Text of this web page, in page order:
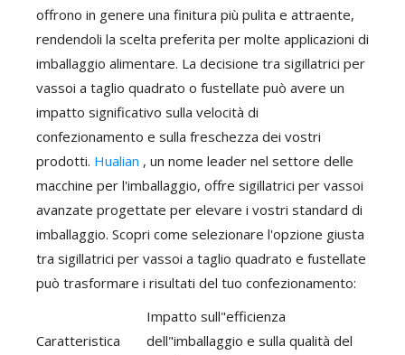
offrono in genere una finitura più pulita e attraente,
rendendoli la scelta preferita per molte applicazioni di
imballaggio alimentare. La decisione tra sigillatrici per
vassoi a taglio quadrato o fustellate può avere un
impatto significativo sulla velocità di
confezionamento e sulla freschezza dei vostri
prodotti. Hualian , un nome leader nel settore delle
macchine per l'imballaggio, offre sigillatrici per vassoi
avanzate progettate per elevare i vostri standard di
imballaggio. Scopri come selezionare l'opzione giusta
tra sigillatrici per vassoi a taglio quadrato e fustellate
può trasformare i risultati del tuo confezionamento:
Caratteristica
Impatto sull"efficienza
dell"imballaggio e sulla qualità del